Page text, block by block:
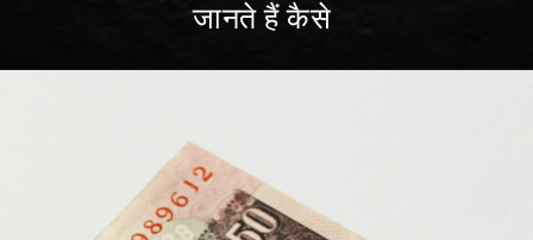
जानते हैं कैसे